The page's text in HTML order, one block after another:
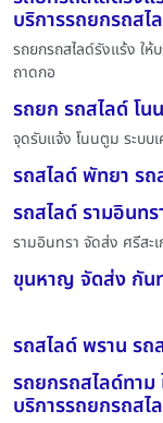
บริการรถยกรถสไ
รถยกรถสไลด์รังแร้ง ใ
ถาดกอ
รถยก รถสไลด์ โ
จุดรับแจ้ง โนนตูม ระบ
รถสไลด์ พัทยา ร
รถสไลด์ รามอินท
รามอินทรา จัดส่ง ศรีสะ
ขุนหาญ จัดส่ง กัน
รถสไลด์ พราน ร
รถยกรถสไลด์ทาม
บริการรถยกรถสไ